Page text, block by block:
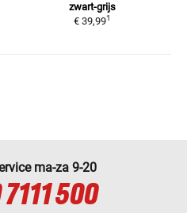
zwart-grijs
€ 39,991
ma-za 9-20
500